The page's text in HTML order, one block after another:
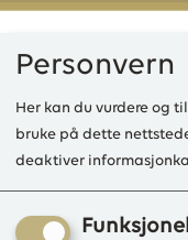
LD Magia
Fresia/
Personvern
Her kan du vurdere og
bruke på dette
deaktiver